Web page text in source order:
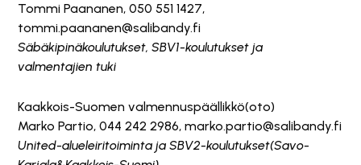
Tommi Paananen, 050 551 1427,
tommi.paananen@salibandy.fi
Säbäkipinäkoulutukset, SBV1-koulutukset ja
valmentajien tuki
Kaakkois-Suomen valmennuspäällikkö(oto)
Marko Partio, 044 242 2986, marko.partio@salibandy.fi
United-alueleiritoiminta ja SBV2-koulutukset(Savo-